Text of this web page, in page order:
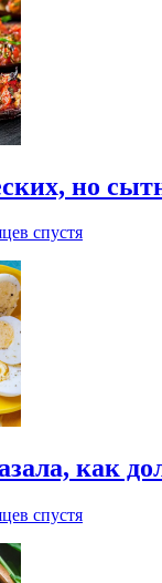
но
спустя
как
спустя